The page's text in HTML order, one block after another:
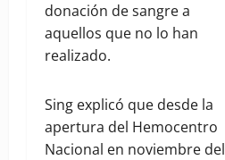
donación de sangre a
aquellos que no lo han
realizado.
Sing explicó que desde la
apertura del Hemocentro
Nacional en noviembre del